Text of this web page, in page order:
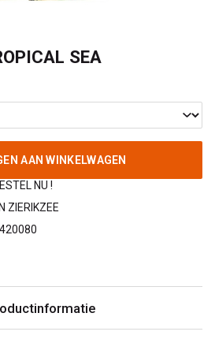
SEA
AAN WINKELWAGEN
NU !
ZIERIKZEE